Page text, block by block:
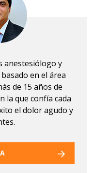
anestesiólogo y
en el área
de 15 años de
la que confía cada
el dolor agudo y